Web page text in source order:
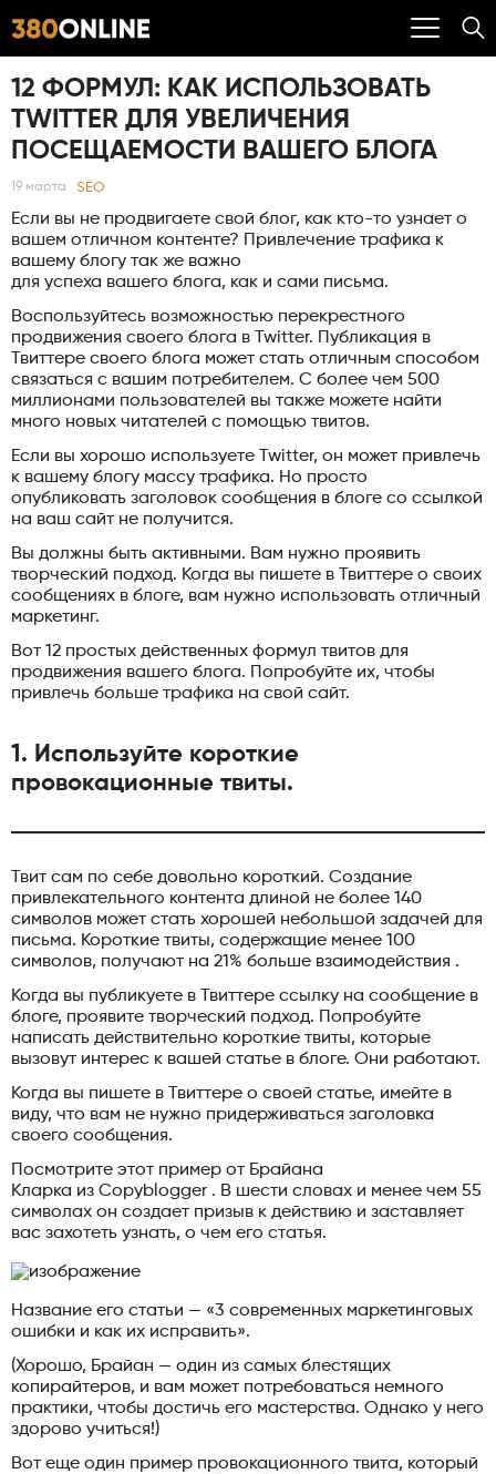
12 ФОРМУЛ: КАК ИСПОЛЬЗОВАТЬ
TWITTER ДЛЯ УВЕЛИЧЕНИЯ
ПОСЕЩАЕМОСТИ ВАШЕГО БЛОГА
19 марта SEO
Если вы не продвигаете свой блог, как кто-то узнает о
вашем отличном контенте? Привлечение трафика к
вашему блогу так же важно
для успеха вашего блога, как и сами письма.
Воспользуйтесь возможностью перекрестного
продвижения своего блога в Twitter. Публикация в
Твиттере своего блога может стать отличным способом
связаться с вашим потребителем. С более чем 500
миллионами пользователей вы также можете найти
много новых читателей с помощью твитов.
Если вы хорошо используете Twitter, он может привлечь
к вашему блогу массу трафика. Но просто
опубликовать заголовок сообщения в блоге со ссылкой
на ваш сайт не получится.
Вы должны быть активными. Вам нужно проявить
творческий подход. Когда вы пишете в Твиттере о своих
сообщениях в блоге, вам нужно использовать отличный
маркетинг.
Вот 12 простых действенных формул твитов для
продвижения вашего блога. Попробуйте их, чтобы
привлечь больше трафика на свой сайт.
1. Используйте короткие
провокационные твиты.
Твит сам по себе довольно короткий. Создание
привлекательного контента длиной не более 140
символов может стать хорошей небольшой задачей для
письма. Короткие твиты, содержащие менее 100
символов, получают на 21% больше взаимодействия .
Когда вы публикуете в Твиттере ссылку на сообщение в
блоге, проявите творческий подход. Попробуйте
написать действительно короткие твиты, которые
вызовут интерес к вашей статье в блоге. Они работают.
Когда вы пишете в Твиттере о своей статье, имейте в
виду, что вам не нужно придерживаться заголовка
своего сообщения.
Посмотрите этот пример от Брайана
Кларка из Copyblogger . В шести словах и менее чем 55
символах он создает призыв к действию и заставляет
вас захотеть узнать, о чем его статья.
Название его статьи — «3 современных маркетинговых
ошибки и как их исправить».
(Хорошо, Брайан — один из самых блестящих
копирайтеров, и вам может потребоваться немного
практики, чтобы достичь его мастерства. Однако у него
здорово учиться!)
Вот еще один пример провокационного твита, который